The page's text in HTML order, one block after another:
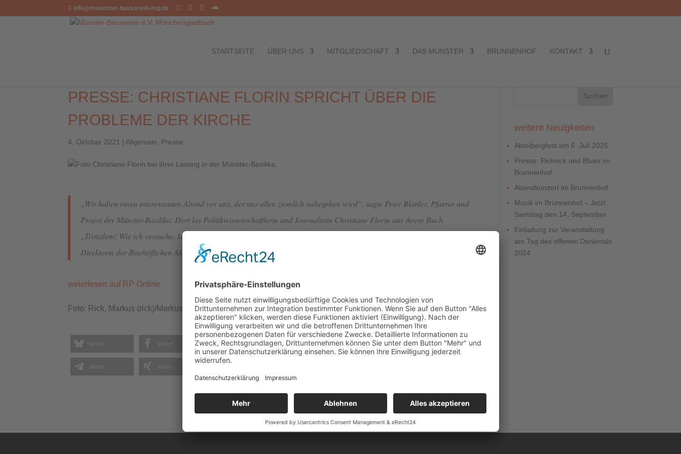
info@muenster-bauverein-mg.de
STARTSEITE ÜBER UNS MITGLIEDSCHAFT DAS MÜNSTER BRUNNENHOF KONTAKT
PRESSE: CHRISTIANE FLORIN SPRICHT ÜBER DIE
PROBLEME DER KIRCHE
4. Oktober 2021 | Allgemein Presse
„Wir haben einen interessanten Abend vor uns, der uns allen ziemlich nahegehen wird“, sagte Peter Blättler, Pfarrer und
Propst der Münster-Basilika. Dort las Politikwissenschaftlerin und Journalistin Christiane Florin aus ihrem Buch
„Trotzdem! Wie ich versuche, katholisch zu bleiben“. Die Diskussionsrunde danach moderierte Christiane Bongartz,
Direktorin der Bischöflichen Akademie des Bistums Aachen. …
weierlesen auf RP Online
Foto: Rick, Markus (rick)/Markus Rick (rick)
teilen merken teilen
weitere Neuigkeiten
Abteibergfest am 6. Juli 2025
Presse: Picknick und Blues im
Brunnenhof
Abendkonzert im Brunnenhof
Musik im Brunnenhof – Jetzt
Samstag den 14. September
Einladung zur Veranstaltung
am Tag des offenen Denkmals
2024